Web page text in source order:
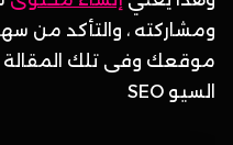
ومشاركته ، والتأكد من
موقعك وفى تلك
السيو SEO